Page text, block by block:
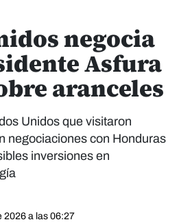
negocia
Asfura
aranceles
Unidos que visitaron
negociaciones con Honduras
inversiones en
2026 a las 06:27